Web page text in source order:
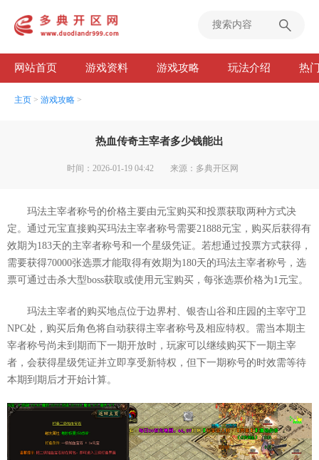
网站首页 游戏资料 游戏攻略 玩法介绍 热
主页 > 游戏攻略 >
热血传奇主宰者多少钱能出
时间：2026-01-19 04:42 来源：多典开区网
玛法主宰者称号的价格主要由元宝购买和投票获取两种方式决
定。通过元宝直接购买玛法主宰者称号需要21888元宝，购买后获得有
效期为183天的主宰者称号和一个星级凭证。若想通过投票方式获得，
需要获得70000张选票才能取得有效期为180天的玛法主宰者称号，选
票可通过击杀大型boss获取或使用元宝购买，每张选票价格为1元宝。
玛法主宰者的购买地点位于边界村、银杏山谷和庄园的主宰守卫
NPC处，购买后角色将自动获得主宰者称号及相应特权。需当本期主
宰者称号尚未到期而下一期开放时，玩家可以继续购买下一期主宰
者，会获得星级凭证并立即享受新特权，但下一期称号的时效需等待
本期到期后才开始计算。